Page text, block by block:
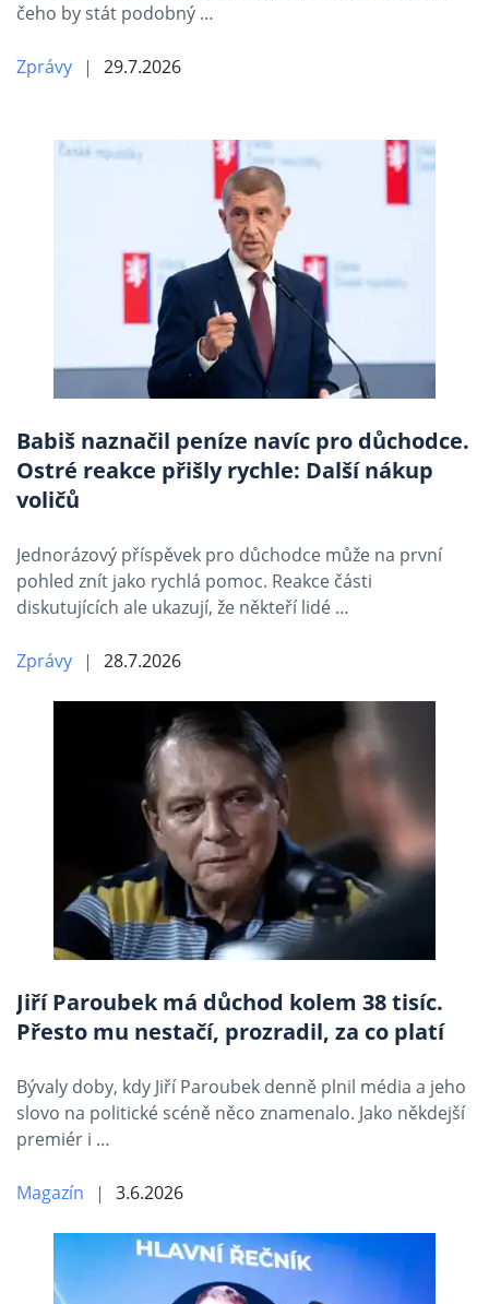
čeho by stát podobný …
Zprávy 29.7.2026
Babiš naznačil peníze navíc pro důchodce.
Ostré reakce přišly rychle: Další nákup
voličů
Jednorázový příspěvek pro důchodce může na první
pohled znít jako rychlá pomoc. Reakce části
diskutujících ale ukazují, že někteří lidé …
Zprávy 28.7.2026
Jiří Paroubek má důchod kolem 38 tisíc.
Přesto mu nestačí, prozradil, za co platí
Bývaly doby, kdy Jiří Paroubek denně plnil média a jeho
slovo na politické scéně něco znamenalo. Jako někdejší
premiér i …
Magazín 3.6.2026